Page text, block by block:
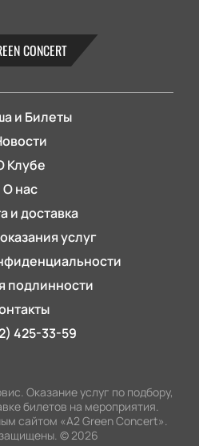
CONCERT
и Билеты
Клубе
О нас
и доставка
услуг
подлинности
425-33-59
Оказание услуг по подбору,
билетов на мероприятия.
сайтом «А2 Green Concert».
©2026